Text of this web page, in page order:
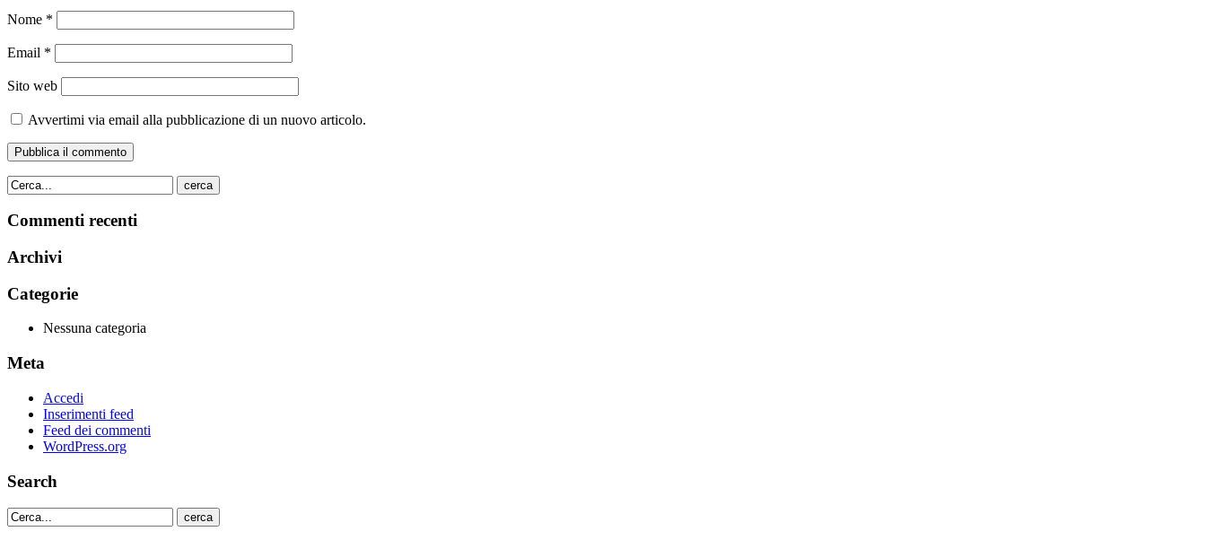
Nome *
Email *
Sito web
Avvertimi via email alla pubblicazione di un nuovo articolo.
cerca
Commenti recenti
Archivi
Categorie
Nessuna categoria
Meta
Accedi
Inserimenti feed
Feed dei commenti
WordPress.org
Search
cerca